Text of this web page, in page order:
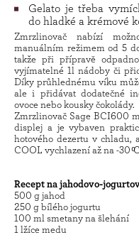
Gelato je třeba
do hladké a krémové
Zmrzlinovač nabízí
manuálním režimem od 5
takže při přípravě
vyjímatelné 1l nádoby či
Díky průhlednému víku
ale i přidávat dodatečné
ovoce nebo kousky čokolády.
Zmrzlinovač Sage BCI600
displej a je vybaven
hotového dezertu v chladu,
COOL vychlazení až na -30
Recept na jahodovo-
500 g jahod
250 g bílého jogurtu
100 ml smetany na šlehání
1 lžíce medu